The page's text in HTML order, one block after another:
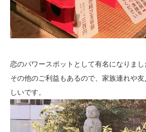
恋のパワースポットとして有名になりま
その他のご利益もあるので、家族連れや
しいです。